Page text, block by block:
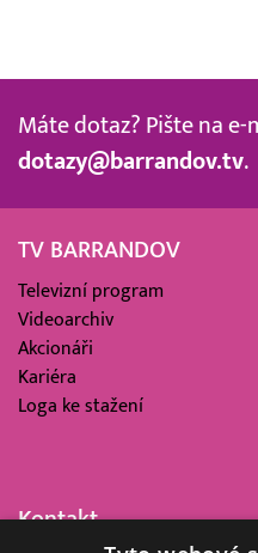
Máte dotaz? Pište na e-
dotazy@barrandov.tv.
TV BARRANDOV
Televizní program
Videoarchiv
Akcionáři
Kariéra
Loga ke stažení
Kontakt